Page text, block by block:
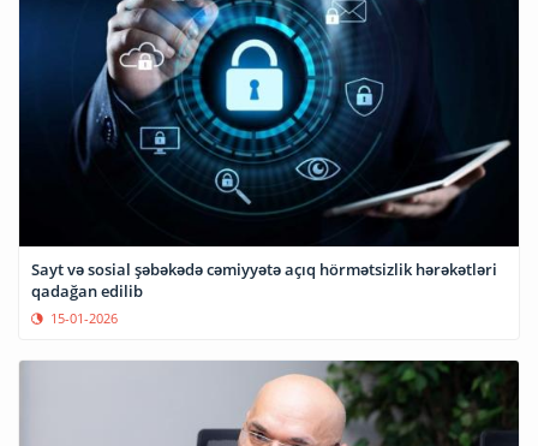
Sayt və sosial şəbəkədə cəmiyyətə açıq hörmətsizlik hərəkətləri
qadağan edilib
15-01-2026